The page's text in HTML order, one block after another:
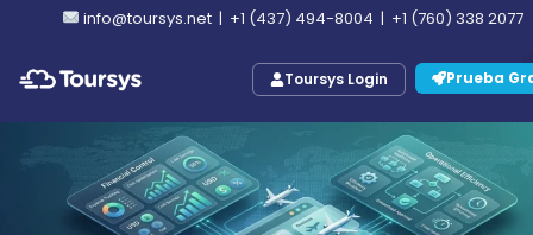
info@toursys.net | +1 (437) 494-8004 | +1 (760) 338 2077
Toursys Login Prueba